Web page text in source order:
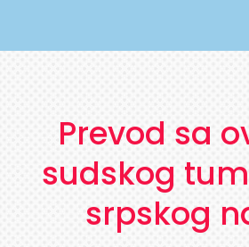
Prevod sa
sudskog
srpskog na